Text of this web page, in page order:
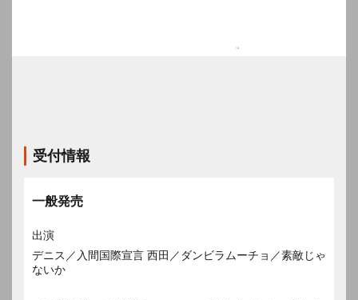
受付情報
一般発売
出演
デニス／入間国際宣言 西田／ダンビラムーチョ／素敵じゃ
ないか